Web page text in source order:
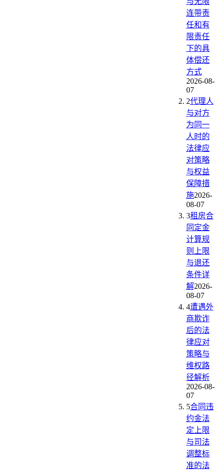
连带责
任和有
限责任
下的具
体偿还
方式
2026-08-
07
2代理人
与对方
为同一
人时的
法律应
对策略
与权益
保障措
施2026-
08-07
3租房合
同定金
计算规
则上限
与退还
条件详
解2026-
08-07
4遭遇外
商欺诈
后的法
律应对
策略与
维权路
径解析
2026-08-
07
5合同违
约金法
定上限
与司法
调整标
准的法